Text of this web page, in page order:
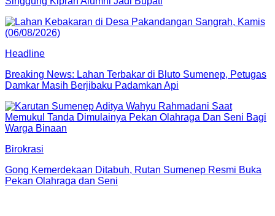
Headline
Breaking News: Lahan Terbakar di Bluto Sumenep, Petugas
Damkar Masih Berjibaku Padamkan Api
Birokrasi
Gong Kemerdekaan Ditabuh, Rutan Sumenep Resmi Buka
Pekan Olahraga dan Seni